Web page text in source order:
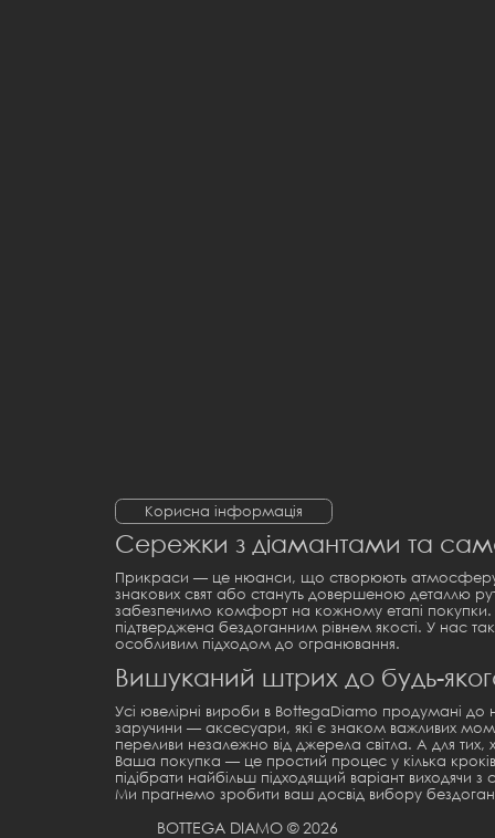
Корисна інформація
Сережки з діамантами та
Прикраси — це нюанси, що створюють атмосферу і
знакових свят або стануть довершеною деталлю
забезпечимо комфорт на кожному етапі
підтверджена бездоганним рівнем якості. У нас
особливим підходом до огранювання.
Вишуканий штрих до будь-
Усі ювелірні вироби в BottegaDiamo продумані до
заручини — аксесуари, які є знаком важливих
переливи незалежно від джерела світла. А для
Ваша покупка — це простий процес у кілька
підібрати найбільш підходящий варіант виходячи з
Ми прагнемо зробити ваш досвід вибору
BOTTEGA DIAMO © 2026